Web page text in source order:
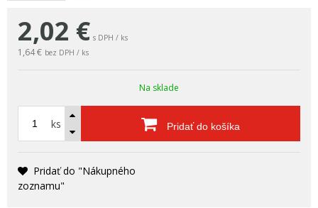
2,02 € s DPH / ks
1,64 € bez DPH / ks
Na sklade
ks Pridať do košíka
Pridať do "Nákupného
zoznamu"